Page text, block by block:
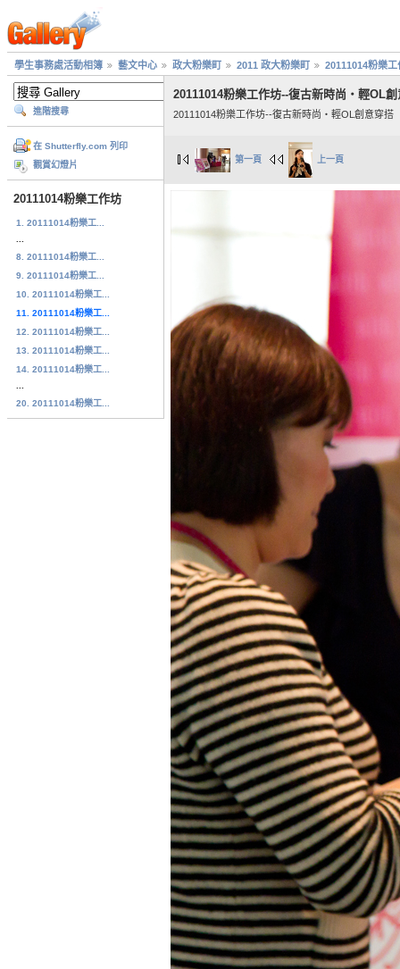
學生事務處活動相簿 藝文中心 政大粉樂町 2011 政大粉樂町 20111014粉樂工
進階搜尋
在 Shutterfly.com 列印
觀賞幻燈片
20111014粉樂工作坊
1. 20111014粉樂工...
8. 20111014粉樂工...
9. 20111014粉樂工...
10. 20111014粉樂工...
11. 20111014粉樂工...
12. 20111014粉樂工...
13. 20111014粉樂工...
14. 20111014粉樂工...
20. 20111014粉樂工...
20111014粉樂工作坊--復古新時尚‧輕OL創
20111014粉樂工作坊--復古新時尚‧輕OL創意穿搭
第一頁 上一頁